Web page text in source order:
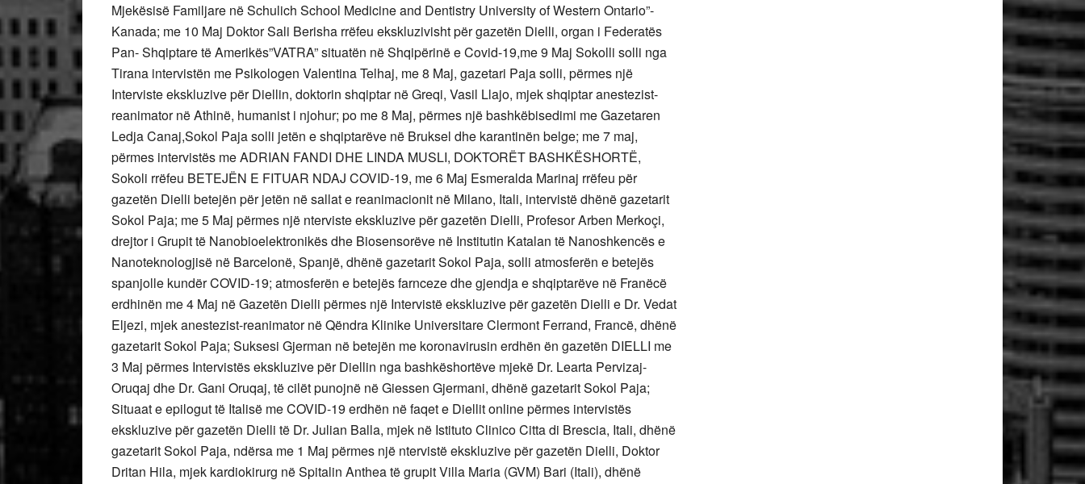
Mjekësisë Familjare në Schulich School Medicine and Dentistry University of Western Ontario”-
Kanada; me 10 Maj Doktor Sali Berisha rrëfeu ekskluzivisht për gazetën Dielli, organ i Federatës
Pan- Shqiptare të Amerikës”VATRA” situatën në Shqipërinë e Covid-19,me 9 Maj Sokolli solli nga
Tirana intervistën me Psikologen Valentina Telhaj, me 8 Maj, gazetari Paja solli, përmes një
Interviste ekskluzive për Diellin, doktorin shqiptar në Greqi, Vasil Llajo, mjek shqiptar anestezist-
reanimator në Athinë, humanist i njohur; po me 8 Maj, përmes një bashkëbisedimi me Gazetaren
Ledja Canaj,Sokol Paja solli jetën e shqiptarëve në Bruksel dhe karantinën belge; me 7 maj,
përmes intervistës me ADRIAN FANDI DHE LINDA MUSLI, DOKTORËT BASHKËSHORTË,
Sokoli rrëfeu BETEJËN E FITUAR NDAJ COVID-19, me 6 Maj Esmeralda Marinaj rrëfeu për
gazetën Dielli betejën për jetën në sallat e reanimacionit në Milano, Itali, intervistë dhënë gazetarit
Sokol Paja; me 5 Maj përmes një nterviste ekskluzive për gazetën Dielli, Profesor Arben Merkoçi,
drejtor i Grupit të Nanobioelektronikës dhe Biosensorëve në Institutin Katalan të Nanoshkencës e
Nanoteknologjisë në Barcelonë, Spanjë, dhënë gazetarit Sokol Paja, solli atmosferën e betejës
spanjolle kundër COVID-19; atmosferën e betejës farnceze dhe gjendja e shqiptarëve në Franëcë
erdhinën me 4 Maj në Gazetën Dielli përmes një Intervistë ekskluzive për gazetën Dielli e Dr. Vedat
Eljezi, mjek anestezist-reanimator në Qëndra Klinike Universitare Clermont Ferrand, Francë, dhënë
gazetarit Sokol Paja; Suksesi Gjerman në betejën me koronavirusin erdhën ën gazetën DIELLI me
3 Maj përmes Intervistës ekskluzive për Diellin nga bashkëshortëve mjekë Dr. Learta Pervizaj-
Oruqaj dhe Dr. Gani Oruqaj, të cilët punojnë në Giessen Gjermani, dhënë gazetarit Sokol Paja;
Situaat e epilogut të Italisë me COVID-19 erdhën në faqet e Diellit online përmes intervistës
ekskluzive për gazetën Dielli të Dr. Julian Balla, mjek në Istituto Clinico Citta di Brescia, Itali, dhënë
gazetarit Sokol Paja, ndërsa me 1 Maj përmes një ntervistë ekskluzive për gazetën Dielli, Doktor
Dritan Hila, mjek kardiokirurg në Spitalin Anthea të grupit Villa Maria (GVM) Bari (Itali), dhënë